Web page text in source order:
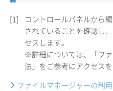
[1]
コントロールパネルから
されていることを確認し
セスします。
※詳細については、「フ
法」をご参考にアクセスを
ファイルマネージャーの利